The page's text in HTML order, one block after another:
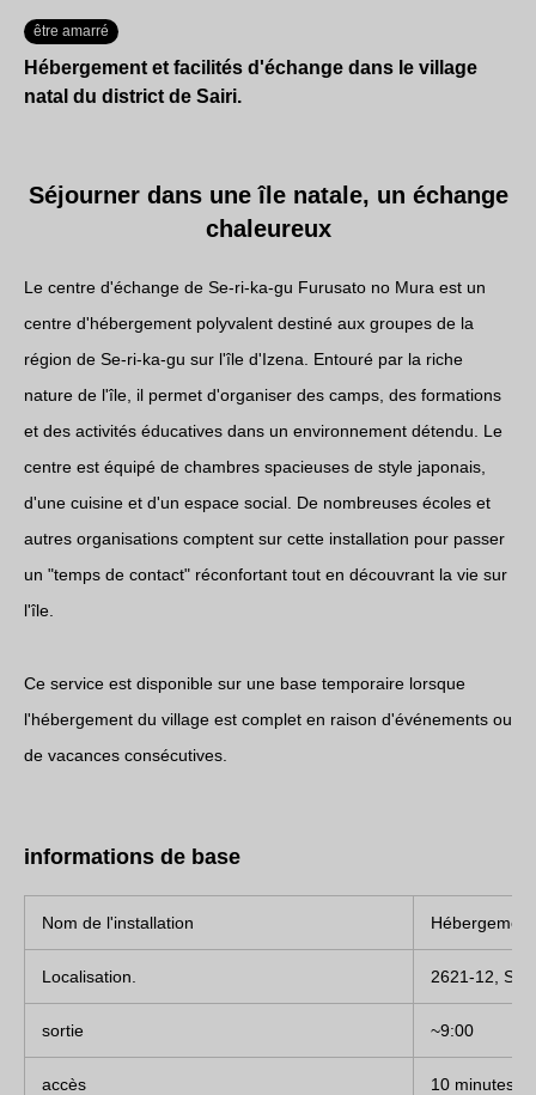
être amarré
Hébergement et facilités d'échange dans le village
natal du district de Sairi.
Séjourner dans une île natale, un échange
chaleureux
Le centre d'échange de Se-ri-ka-gu Furusato no Mura est un
centre d'hébergement polyvalent destiné aux groupes de la
région de Se-ri-ka-gu sur l'île d'Izena. Entouré par la riche
nature de l'île, il permet d'organiser des camps, des formations
et des activités éducatives dans un environnement détendu. Le
centre est équipé de chambres spacieuses de style japonais,
d'une cuisine et d'un espace social. De nombreuses écoles et
autres organisations comptent sur cette installation pour passer
un "temps de contact" réconfortant tout en découvrant la vie sur
l'île.
Ce service est disponible sur une base temporaire lorsque
l'hébergement du village est complet en raison d'événements ou
de vacances consécutives.
informations de base
Nom de l'installation
Localisation. 2621-12,
sortie ~9:00
accès 10 minutes